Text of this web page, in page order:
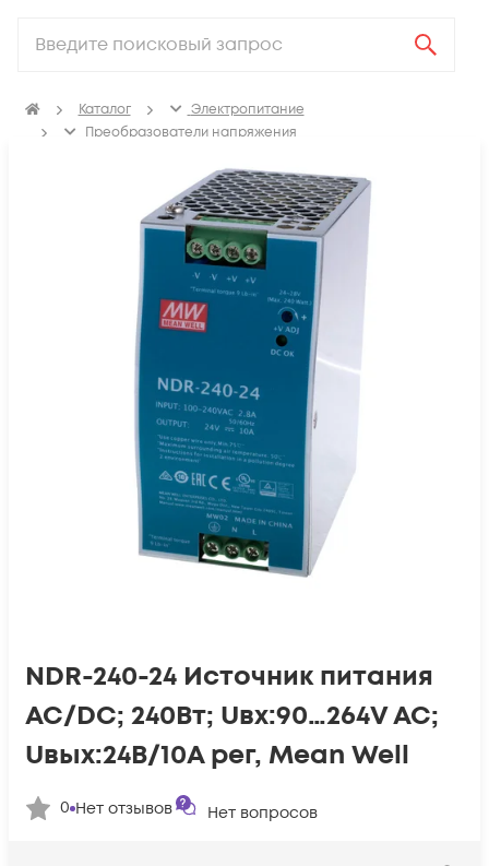
Каталог
Электропитание
Преобразователи напряжения
NDR-240-24 Источник питания
AC/DC; 240Вт; Uвх:90…264V AC;
Uвых:24В/10A рег, Mean Well
0 Нет отзывов Нет вопросов